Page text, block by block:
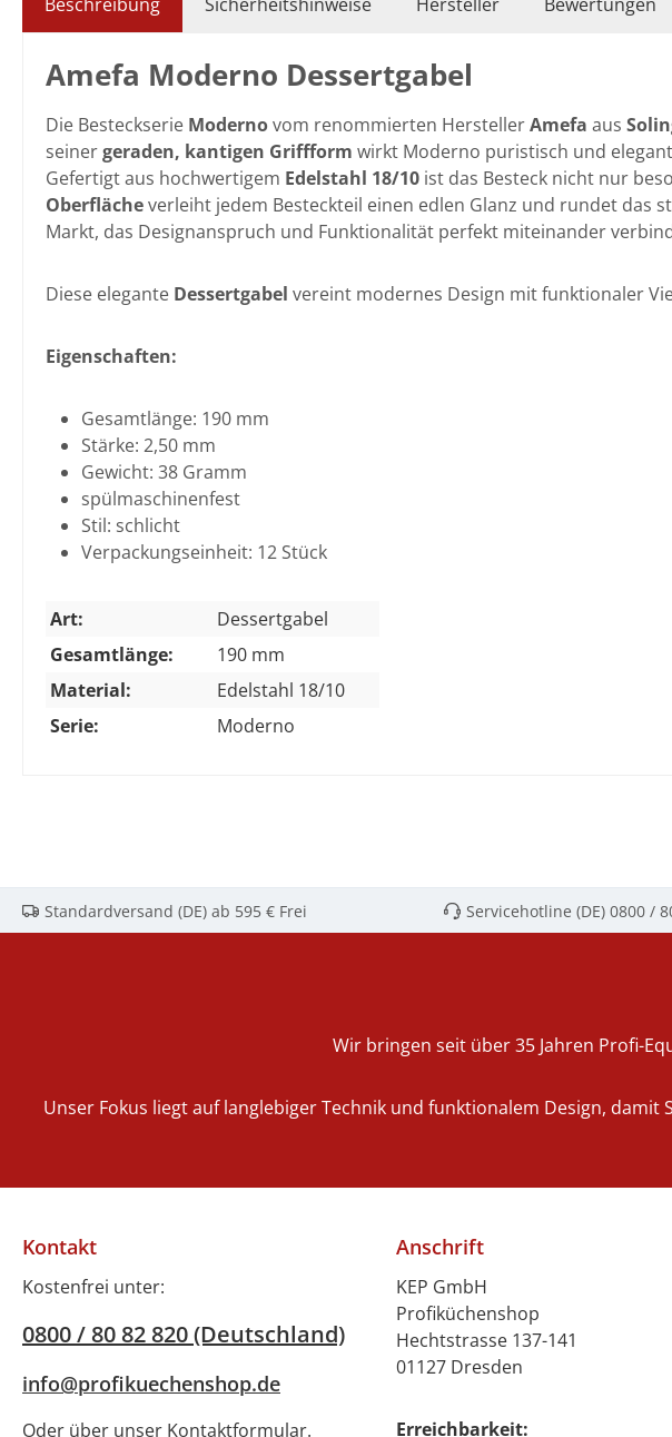
Amefa Moderno Dessertgabel
Die Besteckserie Modernovom renommierten HerstellerAmefa aus
seinergeraden, kantigen Griffform wirkt Moderno puristisch und
Gefertigt aus hochwertigem Edelstahl 18/10 ist das Besteck nicht nur
Oberflächeverleiht jedem Besteckteil einen edlen Glanz und rundet das
Markt, das Designanspruch und Funktionalität perfekt miteinander
Diese elegante Dessertgabel vereint modernes Design mit funktionaler
Eigenschaften:
Gesamtlänge: 190 mm
Stärke: 2,50 mm
Gewicht: 38 Gramm
spülmaschinenfest
Stil: schlicht
Verpackungseinheit: 12 Stück
Art:
Dessertgabel
Gesamtlänge:
190 mm
Material:
Edelstahl 18/10
Serie:
Moderno
Standardversand (DE) ab 595 € Frei Servicehotline (DE) 0800 /
Wir bringen seit über 35 Jahren Profi-
Unser Fokus liegt auf langlebiger Technik und funktionalem Design,
Kontakt
Kostenfrei unter:
0800 / 80 82 820 (Deutschland)
info@profikuechenshop.de
Oder über unser Kontaktformular.
Anschrift
KEP GmbH
Profiküchenshop
Hechtstrasse 137-141
01127 Dresden
Erreichbarkeit: